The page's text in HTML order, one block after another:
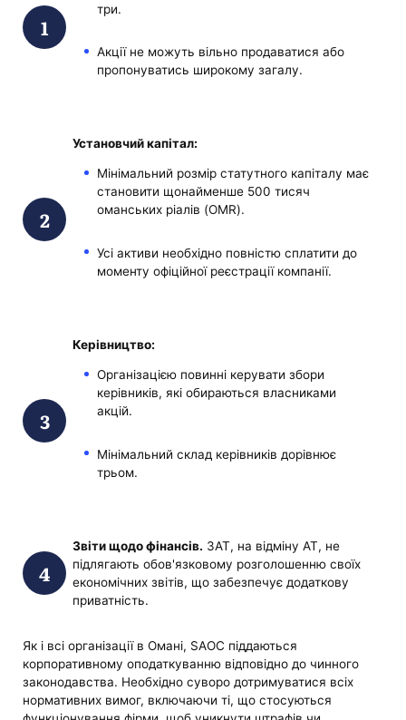
три.
Акції не можуть вільно продаватися або
пропонуватись широкому загалу.
Установчий капітал:
Мінімальний розмір статутного капіталу має
становити щонайменше 500 тисяч
оманських ріалів (OMR).
Усі активи необхідно повністю сплатити до
моменту офіційної реєстрації компанії.
Керівництво:
Організацією повинні керувати збори
керівників, які обираються власниками
акцій.
Мінімальний склад керівників дорівнює
трьом.
Звіти щодо фінансів. ЗАТ, на відміну АТ, не
підлягають обов'язковому розголошенню своїх
економічних звітів, що забезпечує додаткову
приватність.
Як і всі організації в Омані, SAOC піддаються
корпоративному оподаткуванню відповідно до чинного
законодавства. Необхідно суворо дотримуватися всіх
нормативних вимог, включаючи ті, що стосуються